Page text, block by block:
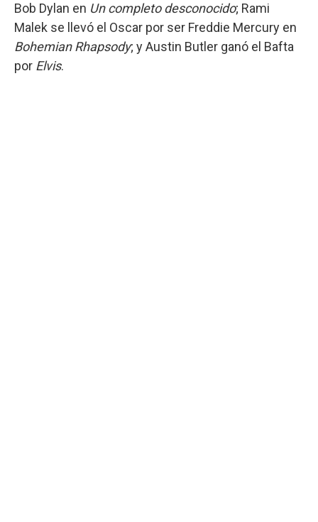
Bob Dylan en Un completo desconocido; Rami
Malek se llevó el Oscar por ser Freddie Mercury en
Bohemian Rhapsody; y Austin Butler ganó el Bafta
por Elvis.